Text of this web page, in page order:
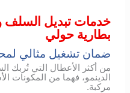
خدمات تبديل السلف
بطارية حولي
ضمان تشغيل مثالي
من أكثر الأعطال التي تُربك
الدينمو، فهما من المكونات
مركبة.